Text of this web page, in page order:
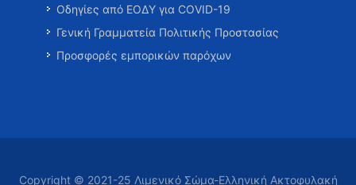
Οδηγίες από ΕΟΔΥ για COVID-19
Γενική Γραμματεία Πολιτικής Προστασίας
Προσφορές εμπορικών παρόχων
Copyright © 2021-25 Λιμενικό Σώμα-Ελληνική Ακτοφυλακή